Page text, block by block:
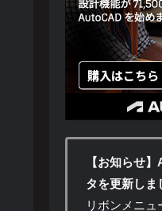
【お知らせ
タを更新しま
リボンメニ